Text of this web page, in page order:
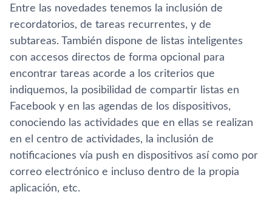
Entre las novedades tenemos la inclusión de
recordatorios, de tareas recurrentes, y de
subtareas. También dispone de listas inteligentes
con accesos directos de forma opcional para
encontrar tareas acorde a los criterios que
indiquemos, la posibilidad de compartir listas en
Facebook y en las agendas de los dispositivos,
conociendo las actividades que en ellas se realizan
en el centro de actividades, la inclusión de
notificaciones ví­a push en dispositivos así­ como por
correo electrónico e incluso dentro de la propia
aplicación, etc.